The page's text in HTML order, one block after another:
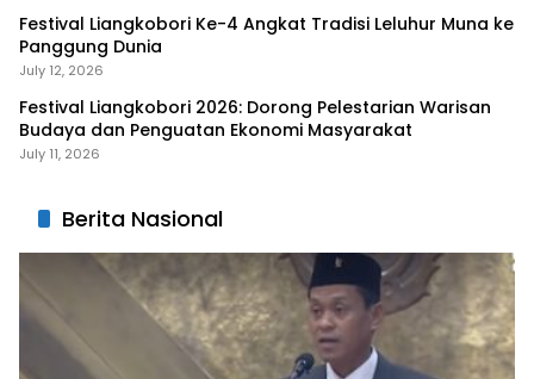
Festival Liangkobori Ke-4 Angkat Tradisi Leluhur Muna ke
Panggung Dunia
July 12, 2026
Festival Liangkobori 2026: Dorong Pelestarian Warisan
Budaya dan Penguatan Ekonomi Masyarakat
July 11, 2026
Berita Nasional